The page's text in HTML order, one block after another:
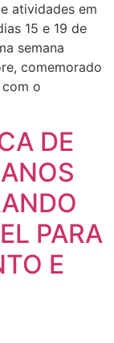
atividades em
15 e 19 de
semana
comemorado
o
DE
PARA
E